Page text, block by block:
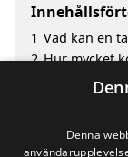
1 Vad kan en
2 Hur mycket
Fördelar
Sök efter en
Denna